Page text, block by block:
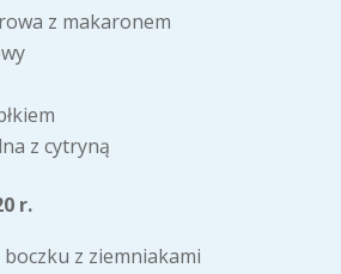
z makaronem
z cytryną
r.
z ziemniakami